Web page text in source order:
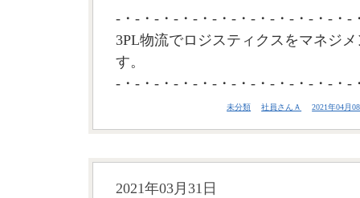
-・-・-・-・-・-・-・-・-・-・-・-・-
3PL物流でロジスティクスをマネジ
す。
-・-・-・-・-・-・-・-・-・-・-・-・-
未分類 社員さんＡ 2021年04月
2021年03月31日